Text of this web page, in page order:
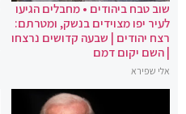
שוב טבח ביהודים • מחבלים הגיעו
לעיר יפו מצוידים בנשק, ומטרתם:
רצח יהודים | שבעה קדושים נרצחו
| השם יקום דמם
אלי שפירא